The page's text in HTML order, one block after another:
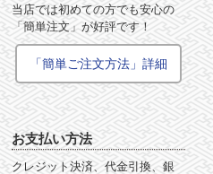
当店では初めての方でも安心の
「簡単注文」が好評です！
「簡単ご注文方法」詳細
お支払い方法
クレジット決済、代金引換、銀